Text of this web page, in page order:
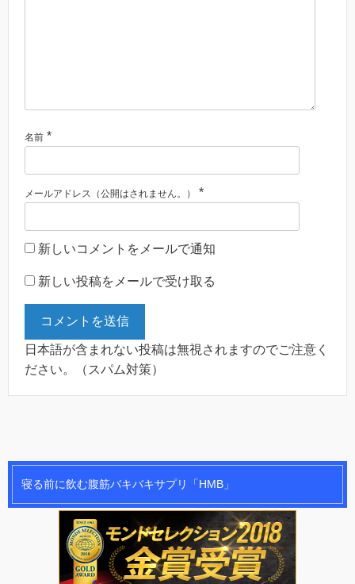
名前 *
メールアドレス（公開はされません。） *
新しいコメントをメールで通知
新しい投稿をメールで受け取る
日本語が含まれない投稿は無視されますのでご注意く
ださい。（スパム対策）
寝る前に飲む腹筋バキバキサプリ「HMB」